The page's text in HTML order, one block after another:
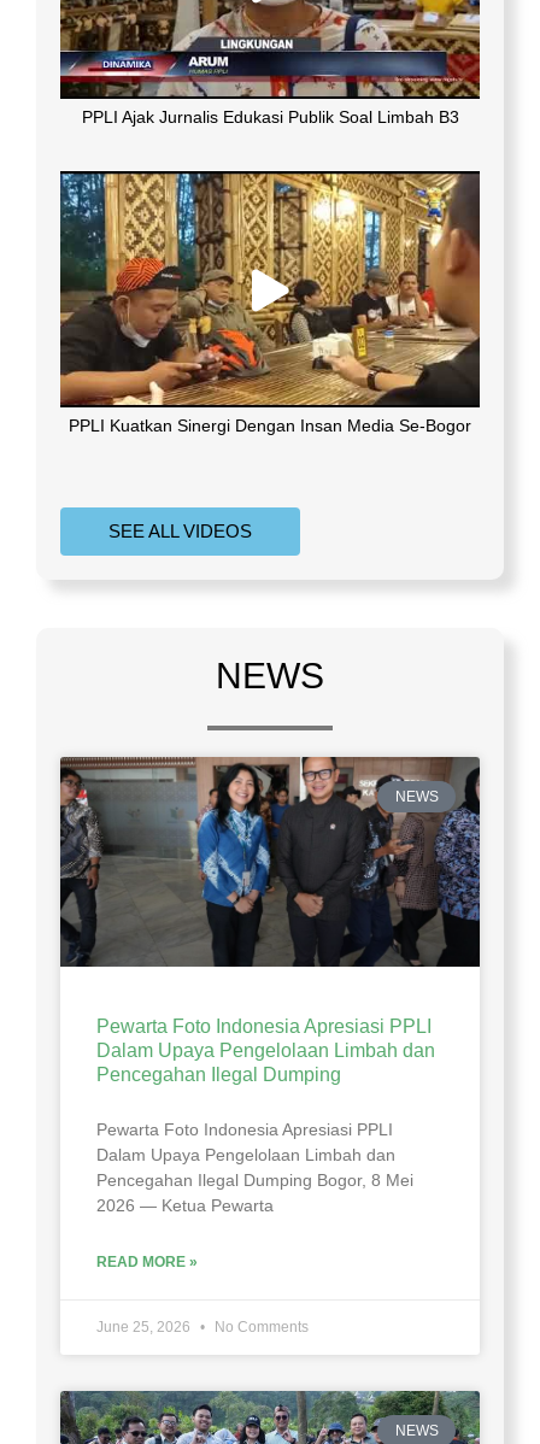
PPLI Ajak Jurnalis Edukasi Publik Soal Limbah B3
PPLI Kuatkan Sinergi Dengan Insan Media Se-Bogor
SEE ALL VIDEOS
NEWS
NEWS
Pewarta Foto Indonesia Apresiasi PPLI
Dalam Upaya Pengelolaan Limbah dan
Pencegahan Ilegal Dumping
Pewarta Foto Indonesia Apresiasi PPLI
Dalam Upaya Pengelolaan Limbah dan
Pencegahan Ilegal Dumping Bogor, 8 Mei
2026 — Ketua Pewarta
READ MORE »
June 25, 2026 No Comments
NEWS